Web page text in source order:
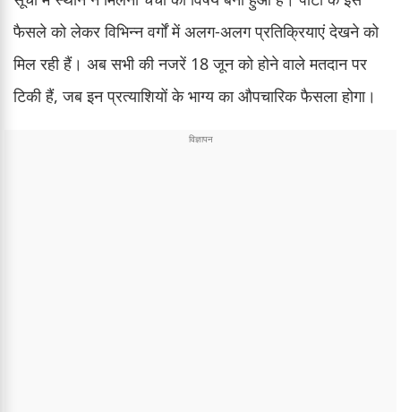
फैसले को लेकर विभिन्न वर्गों में अलग-अलग प्रतिक्रियाएं देखने को
मिल रही हैं। अब सभी की नजरें 18 जून को होने वाले मतदान पर
टिकी हैं, जब इन प्रत्याशियों के भाग्य का औपचारिक फैसला होगा।